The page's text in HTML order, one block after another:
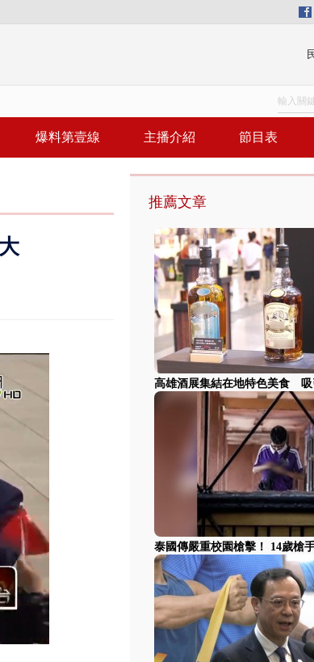
爆料第壹線 主播介紹 節目表
推薦文章
高雄酒展集結在地特色美食 吸
泰國傳嚴重校園槍擊！ 14歲槍